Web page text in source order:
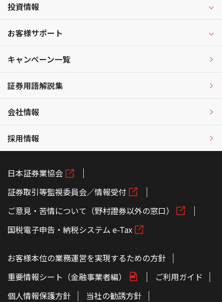
投資情報
お客様サポート
キャンペーン一覧
証券用語解説集
会社情報
採用情報
日本証券業協会
証券取引等監視委員会／情報受付
ご意見・苦情について（野村證券以外の窓口）
国税電子申告・納税システム e-Tax
お客様本位の業務運営を実現するための方針
重要情報シート（金融事業者編）
ご利用ガイド
個人情報保護方針
当社の勧誘方針